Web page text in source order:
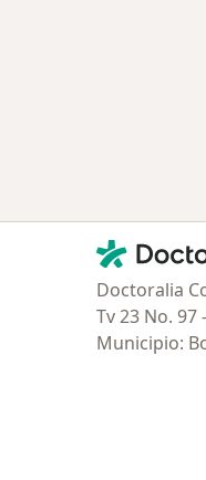
Doctoralia -
Doctoralia
Tv 23 No. 97
Municipio: